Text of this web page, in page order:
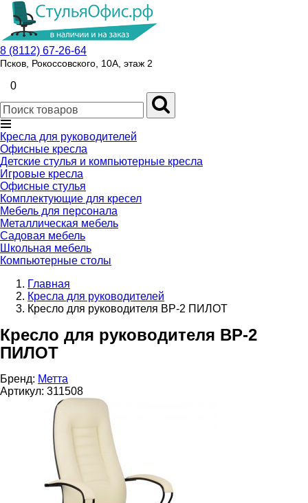
8 (8112) 67-26-64
Псков, Рокоссовского, 10А, этаж 2
0
Кресла для руководителей
Офисные кресла
Детские стулья и компьютерные кресла
Игровые кресла
Офисные стулья
Комплектующие для кресел
Мебель для персонала
Металлическая мебель
Садовая мебель
Школьная мебель
Компьютерные столы
Главная
Кресла для руководителей
Кресло для руководителя ВР-2 ПИЛОТ
Кресло для руководителя ВР-2
ПИЛОТ
Бренд: Метта
Артикул: 311508